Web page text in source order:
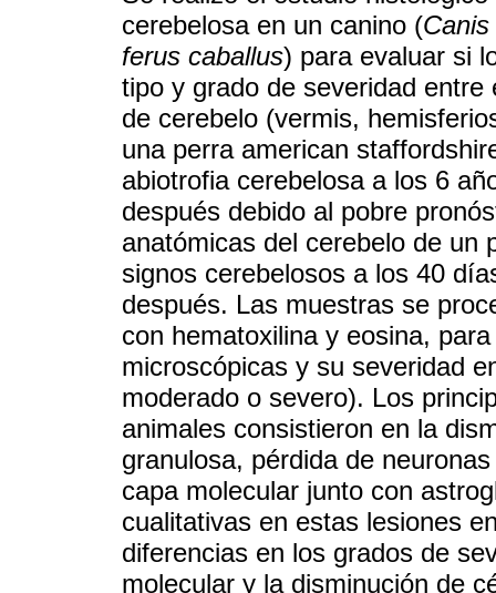
cerebelosa en un canino (
ferus caballus) para evaluar si
tipo y grado de severidad
de cerebelo (vermis,
una perra american
abiotrofia cerebelosa a los 6
después debido al pobre
anatómicas del cerebelo de un
signos cerebelosos a los 40
después. Las muestras se
con hematoxilina y eosina,
microscópicas y su severidad
moderado o severo). Los
animales consistieron en la
granulosa, pérdida de
capa molecular junto con
cualitativas en estas lesiones
diferencias en los grados de
molecular y la disminución de